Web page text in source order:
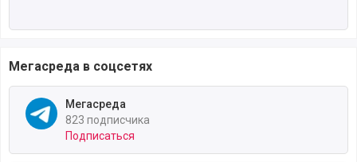
Мегасреда в соцсетях
Мегасреда
823 подписчика
Подписаться